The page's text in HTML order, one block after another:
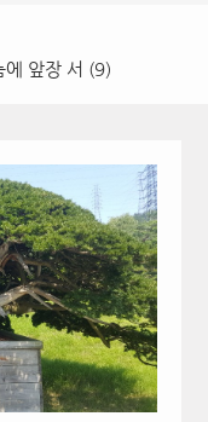
에 앞장 서 (9)